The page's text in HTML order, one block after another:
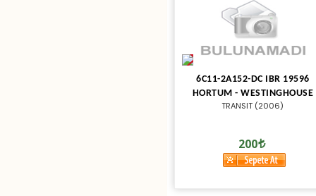
6C11-2A152-DC IBR 19596
HORTUM - WESTINGHOUSE
TRANSIT (2006)
200